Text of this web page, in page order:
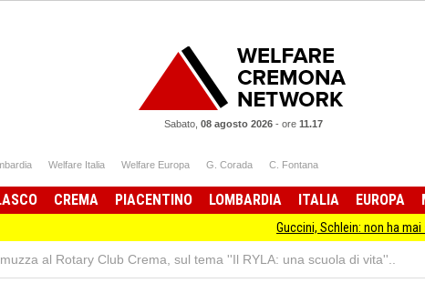
Sabato, 08 agosto 2026 - ore 11.17
Welfare Italia Welfare Europa G. Corada C. Fontana
CREMA PIACENTINO LOMBARDIA ITALIA EUROPA
Guccini, Schlein: non ha mai smesso di
al Rotary Club Crema, sul tema ''Il RYLA: una scuola di vita''..